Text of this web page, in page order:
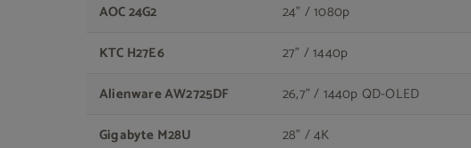
AOC 24G2
24" / 1080p
KTC H27E6
27" / 1440p
Alienware AW2725DF
26,7" / 1440p QD-OLED
Gigabyte M28U
28" / 4K